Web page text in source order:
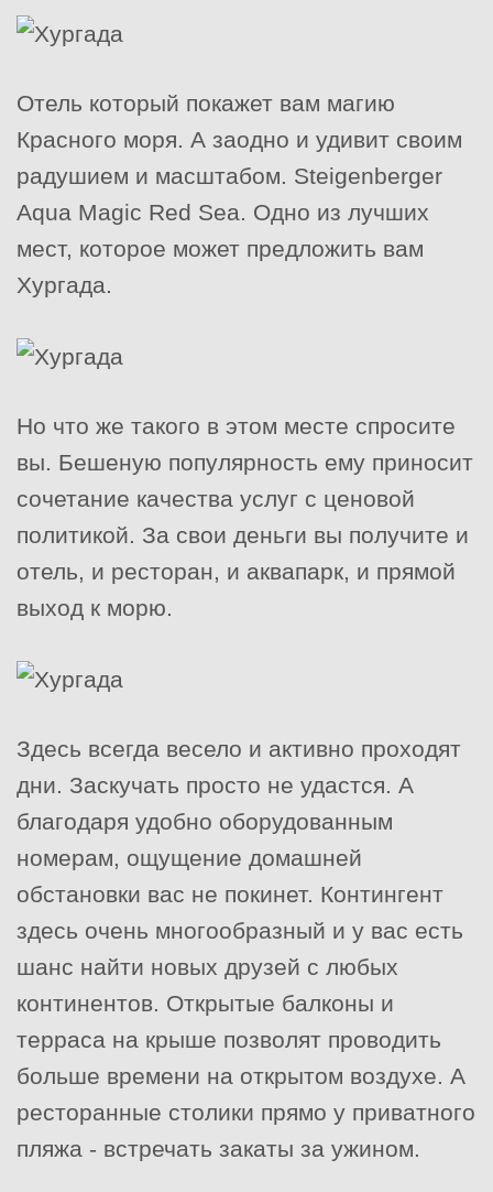
Отель который покажет вам магию
Красного моря. А заодно и удивит своим
радушием и масштабом. Steigenberger
Aqua Magic Red Sea. Одно из лучших
мест, которое может предложить вам
Хургада.
Но что же такого в этом месте спросите
вы. Бешеную популярность ему приносит
сочетание качества услуг с ценовой
политикой. За свои деньги вы получите и
отель, и ресторан, и аквапарк, и прямой
выход к морю.
Здесь всегда весело и активно проходят
дни. Заскучать просто не удастся. А
благодаря удобно оборудованным
номерам, ощущение домашней
обстановки вас не покинет. Контингент
здесь очень многообразный и у вас есть
шанс найти новых друзей с любых
континентов. Открытые балконы и
терраса на крыше позволят проводить
больше времени на открытом воздухе. А
ресторанные столики прямо у приватного
пляжа - встречать закаты за ужином.